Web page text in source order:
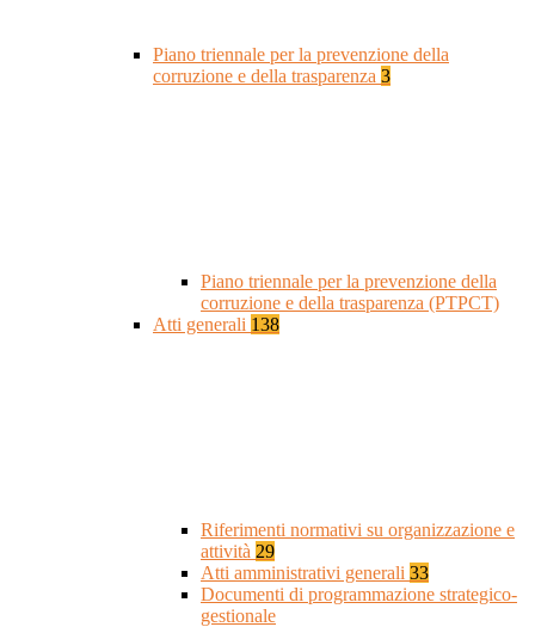
Piano triennale per la prevenzione della
corruzione e della trasparenza 3
Piano triennale per la prevenzione della
corruzione e della trasparenza (PTPCT)
Atti generali 138
Riferimenti normativi su organizzazione e
attività 29
Atti amministrativi generali 33
Documenti di programmazione strategico-
gestionale